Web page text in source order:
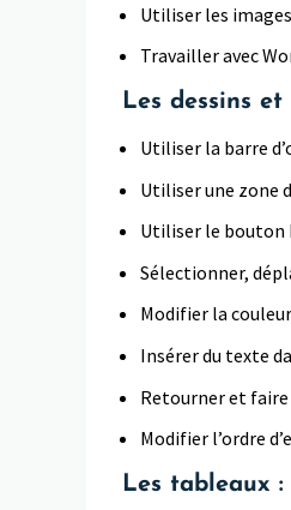
Utiliser les
Travailler avec
Les dessins
Utiliser la barre
Utiliser une zone
Utiliser le bouton
Sélectionner,
Modifier la
Insérer du texte
Retourner et
Modifier l’ordre
Les tableaux :